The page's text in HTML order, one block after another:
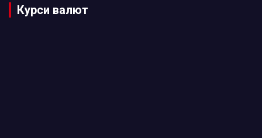
Курси валют